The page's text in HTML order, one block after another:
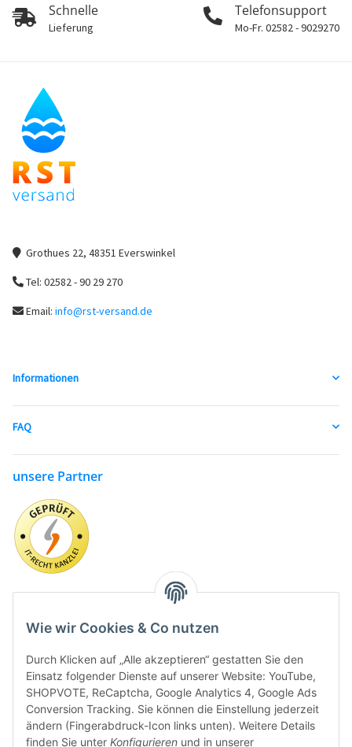
Wie wir Cookies & Co nutzen
Durch Klicken auf „Alle akzeptieren“ gestatten Sie den
Einsatz folgender Dienste auf unserer Website: YouTube,
SHOPVOTE, ReCaptcha, Google Analytics 4, Google Ads
Conversion Tracking. Sie können die Einstellung jederzeit
ändern (Fingerabdruck-Icon links unten). Weitere Details
finden Sie unter Konfigurieren und in unserer
Schnelle
Lieferung
Telefonsupport
Mo-Fr. 02582 - 9029270
Grothues 22, 48351 Everswinkel
Tel: 02582 - 90 29 270
Email: info@rst-versand.de
Informationen
FAQ
unsere Partner